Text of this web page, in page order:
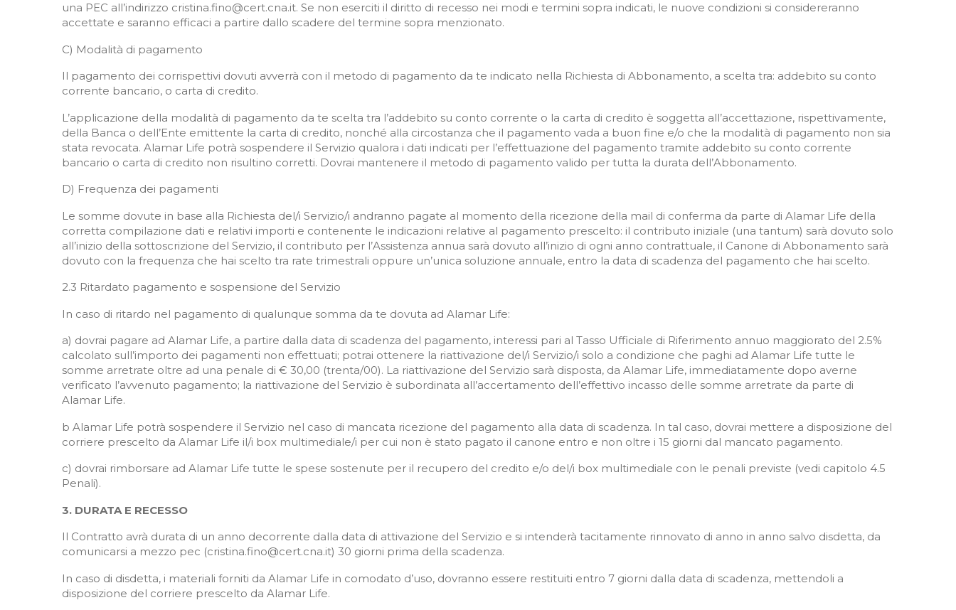
una PEC all’indirizzo cristina.fino@cert.cna.it. Se non eserciti il diritto di recesso nei modi e termini sopra indicati, le nuove condizioni si considereranno
accettate e saranno efficaci a partire dallo scadere del termine sopra menzionato.
C) Modalità di pagamento
Il pagamento dei corrispettivi dovuti avverrà con il metodo di pagamento da te indicato nella Richiesta di Abbonamento, a scelta tra: addebito su conto
corrente bancario, o carta di credito.
L’applicazione della modalità di pagamento da te scelta tra l’addebito su conto corrente o la carta di credito è soggetta all’accettazione, rispettivamente,
della Banca o dell’Ente emittente la carta di credito, nonché alla circostanza che il pagamento vada a buon fine e/o che la modalità di pagamento non sia
stata revocata. Alamar Life potrà sospendere il Servizio qualora i dati indicati per l’effettuazione del pagamento tramite addebito su conto corrente
bancario o carta di credito non risultino corretti. Dovrai mantenere il metodo di pagamento valido per tutta la durata dell’Abbonamento.
D) Frequenza dei pagamenti
Le somme dovute in base alla Richiesta del/i Servizio/i andranno pagate al momento della ricezione della mail di conferma da parte di Alamar Life della
corretta compilazione dati e relativi importi e contenente le indicazioni relative al pagamento prescelto: il contributo iniziale (una tantum) sarà dovuto solo
all’inizio della sottoscrizione del Servizio, il contributo per l’Assistenza annua sarà dovuto all’inizio di ogni anno contrattuale, il Canone di Abbonamento sarà
dovuto con la frequenza che hai scelto tra rate trimestrali oppure un’unica soluzione annuale, entro la data di scadenza del pagamento che hai scelto.
2.3 Ritardato pagamento e sospensione del Servizio
In caso di ritardo nel pagamento di qualunque somma da te dovuta ad Alamar Life:
a) dovrai pagare ad Alamar Life, a partire dalla data di scadenza del pagamento, interessi pari al Tasso Ufficiale di Riferimento annuo maggiorato del 2.5%
calcolato sull’importo dei pagamenti non effettuati; potrai ottenere la riattivazione del/i Servizio/i solo a condizione che paghi ad Alamar Life tutte le
somme arretrate oltre ad una penale di € 30,00 (trenta/00). La riattivazione del Servizio sarà disposta, da Alamar Life, immediatamente dopo averne
verificato l’avvenuto pagamento; la riattivazione del Servizio è subordinata all’accertamento dell’effettivo incasso delle somme arretrate da parte di
Alamar Life.
b Alamar Life potrà sospendere il Servizio nel caso di mancata ricezione del pagamento alla data di scadenza. In tal caso, dovrai mettere a disposizione del
corriere prescelto da Alamar Life il/i box multimediale/i per cui non è stato pagato il canone entro e non oltre i 15 giorni dal mancato pagamento.
c) dovrai rimborsare ad Alamar Life tutte le spese sostenute per il recupero del credito e/o del/i box multimediale con le penali previste (vedi capitolo 4.5
Penali).
3. DURATA E RECESSO
Il Contratto avrà durata di un anno decorrente dalla data di attivazione del Servizio e si intenderà tacitamente rinnovato di anno in anno salvo disdetta, da
comunicarsi a mezzo pec (cristina.fino@cert.cna.it) 30 giorni prima della scadenza.
In caso di disdetta, i materiali forniti da Alamar Life in comodato d’uso, dovranno essere restituiti entro 7 giorni dalla data di scadenza, mettendoli a
disposizione del corriere prescelto da Alamar Life.